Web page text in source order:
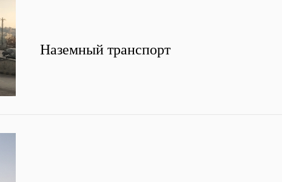
Наземный транспорт